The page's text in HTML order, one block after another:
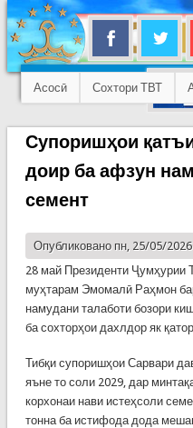
Асосӣ Сохтори ТВТ
Супоришҳои
доир ба афзун
семент
Опубликовано пн, 25/05/
28 май Президенти Ҷумҳурии
муҳтарам Эмомалӣ Раҳмон
намудани талаботи бозори
ба сохторҳои дахлдор як
Тибқи супоришҳои Сарвари
яъне то соли 2029, дар
корхонаи нави истеҳсоли
тонна ба истифода дода